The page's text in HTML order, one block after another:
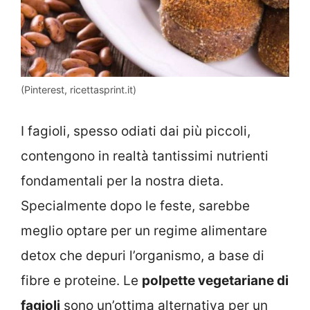
(Pinterest, ricettasprint.it)
I fagioli, spesso odiati dai più piccoli,
contengono in realtà tantissimi nutrienti
fondamentali per la nostra dieta.
Specialmente dopo le feste, sarebbe
meglio optare per un regime alimentare
detox che depuri l’organismo, a base di
fibre e proteine. Le polpette vegetariane di
fagioli sono un’ottima alternativa per un